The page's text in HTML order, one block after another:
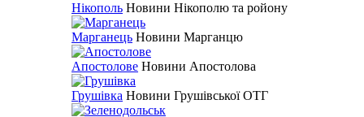
Нікополь Новини Нікополю та ройону
Марганець Новини Марганцю
Апостолове Новини Апостолова
Грушівка Новини Грушівської ОТГ